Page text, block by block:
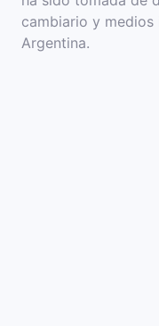
cambiario y
Argentina.